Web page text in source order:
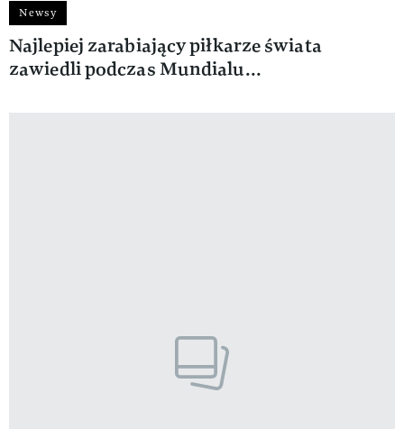
Newsy
Najlepiej zarabiający piłkarze świata
zawiedli podczas Mundialu...